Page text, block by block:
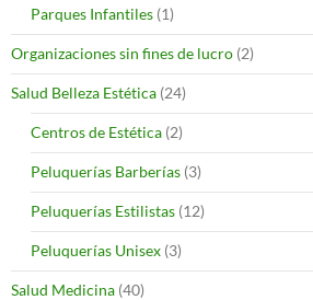
Parques Infantiles (1)
Organizaciones sin fines de lucro (2)
Salud Belleza Estética (24)
Centros de Estética (2)
Peluquerías Barberías (3)
Peluquerías Estilistas (12)
Peluquerías Unisex (3)
Salud Medicina (40)